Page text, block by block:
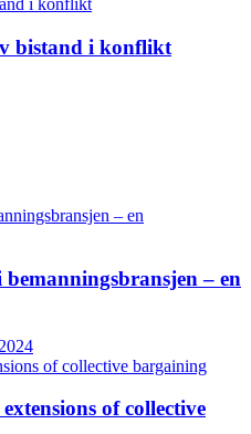
bistand i konflikt
– en
of collective